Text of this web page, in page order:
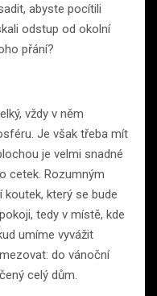
abyste pocítili
odstup od okolní
přání?
vždy v něm
Je však třeba mít
je velmi snadné
cetek. Rozumným
který se bude
tedy v místě, kde
umíme vyvážit
do vánoční
celý dům.